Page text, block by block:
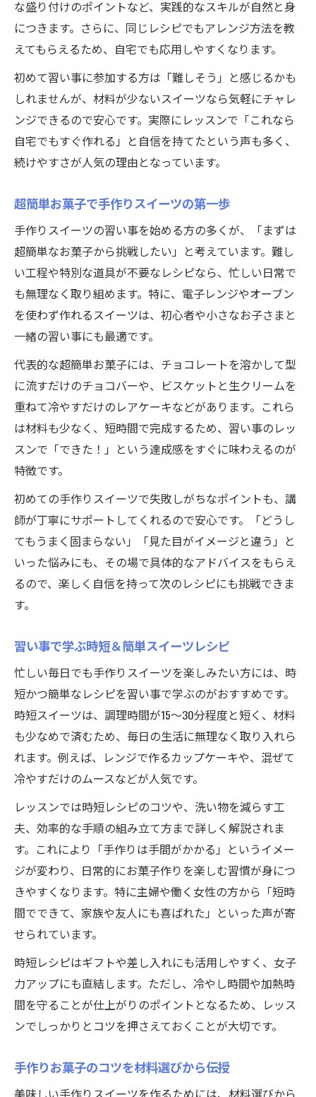
な盛り付けのポイントなど、実践的なスキルが自然と身
につきます。さらに、同じレシピでもアレンジ方法を教
えてもらえるため、自宅でも応用しやすくなります。
初めて習い事に参加する方は「難しそう」と感じるかも
しれませんが、材料が少ないスイーツなら気軽にチャレ
ンジできるので安心です。実際にレッスンで「これなら
自宅でもすぐ作れる」と自信を持てたという声も多く、
続けやすさが人気の理由となっています。
超簡単お菓子で手作りスイーツの第一歩
手作りスイーツの習い事を始める方の多くが、「まずは
超簡単なお菓子から挑戦したい」と考えています。難し
い工程や特別な道具が不要なレシピなら、忙しい日常で
も無理なく取り組めます。特に、電子レンジやオーブン
を使わず作れるスイーツは、初心者や小さなお子さまと
一緒の習い事にも最適です。
代表的な超簡単お菓子には、チョコレートを溶かして型
に流すだけのチョコバーや、ビスケットと生クリームを
重ねて冷やすだけのレアケーキなどがあります。これら
は材料も少なく、短時間で完成するため、習い事のレッ
スンで「できた！」という達成感をすぐに味わえるのが
特徴です。
初めての手作りスイーツで失敗しがちなポイントも、講
師が丁寧にサポートしてくれるので安心です。「どうし
てもうまく固まらない」「見た目がイメージと違う」と
いった悩みにも、その場で具体的なアドバイスをもらえ
るので、楽しく自信を持って次のレシピにも挑戦できま
す。
習い事で学ぶ時短＆簡単スイーツレシピ
忙しい毎日でも手作りスイーツを楽しみたい方には、時
短かつ簡単なレシピを習い事で学ぶのがおすすめです。
時短スイーツは、調理時間が15～30分程度と短く、材料
も少なめで済むため、毎日の生活に無理なく取り入れら
れます。例えば、レンジで作るカップケーキや、混ぜて
冷やすだけのムースなどが人気です。
レッスンでは時短レシピのコツや、洗い物を減らす工
夫、効率的な手順の組み立て方まで詳しく解説されま
す。これにより「手作りは手間がかかる」というイメー
ジが変わり、日常的にお菓子作りを楽しむ習慣が身につ
きやすくなります。特に主婦や働く女性の方から「短時
間でできて、家族や友人にも喜ばれた」といった声が寄
せられています。
時短レシピはギフトや差し入れにも活用しやすく、女子
力アップにも直結します。ただし、冷やし時間や加熱時
間を守ることが仕上がりのポイントとなるため、レッス
ンでしっかりとコツを押さえておくことが大切です。
手作りお菓子のコツを材料選びから伝授
公式ラジオ番組「ダンスのとなり」スタート！ スタ
ジオのこと、先生たちのことなどゆるく配信中
視聴する
公式ラジオ番組「ダンスのとなり」スタート！ スタ
ジオのこと、先生たちのことなどゆるく配信中
視聴する